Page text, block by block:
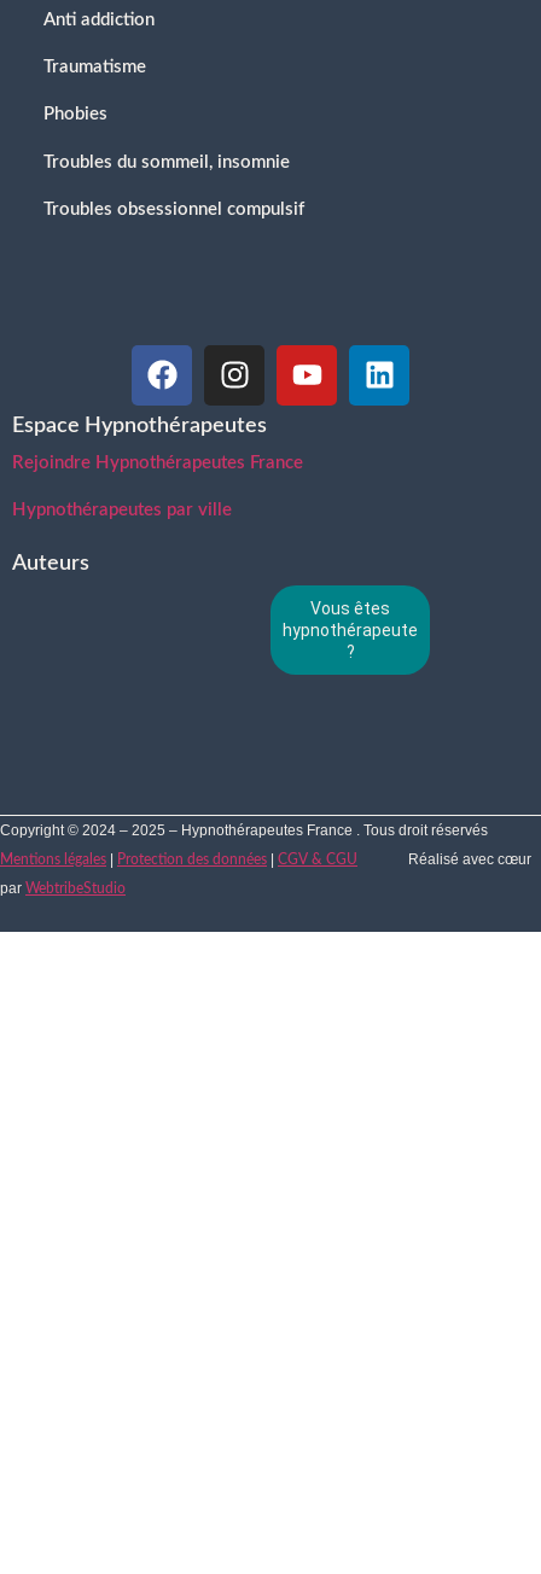
Anti addiction
Traumatisme
Phobies
Troubles du sommeil, insomnie
Troubles obsessionnel compulsif
Espace Hypnothérapeutes
Rejoindre Hypnothérapeutes France
Hypnothérapeutes par ville
Auteurs
Vous êtes
hypnothérapeute
?
Copyright © 2024 – 2025 – Hypnothérapeutes France . Tous droit réservés
Mentions légales | Protection des données | CGV & CGU
Réalisé avec cœur
par WebtribeStudio